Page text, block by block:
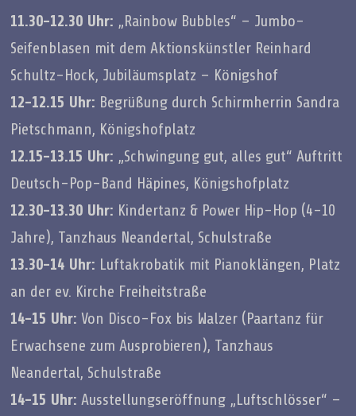
11.30-12.30 Uhr: „Rainbow Bubbles“ – Jumbo-
Seifenblasen mit dem Aktionskünstler Reinhard
Schultz-Hock, Jubiläumsplatz – Königshof
12-12.15 Uhr: Begrüßung durch Schirmherrin Sandra
Pietschmann, Königshofplatz
12.15-13.15 Uhr: „Schwingung gut, alles gut“ Auftritt
Deutsch-Pop-Band Häpines, Königshofplatz
12.30-13.30 Uhr: Kindertanz & Power Hip-Hop (4-10
Jahre), Tanzhaus Neandertal, Schulstraße
13.30-14 Uhr: Luftakrobatik mit Pianoklängen, Platz
an der ev. Kirche Freiheitstraße
14-15 Uhr: Von Disco-Fox bis Walzer (Paartanz für
Erwachsene zum Ausprobieren), Tanzhaus
Neandertal, Schulstraße
14-15 Uhr: Ausstellungseröffnung „Luftschlösser“ –